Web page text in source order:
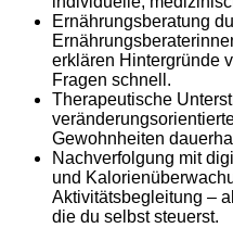
Ernährungsberatung
erklären Hintergründe
Fragen schnell.
Therapeutische
Gewohnheiten
Nachverfolgung mit
und
Aktivitätsbegleitung –
die du selbst steuerst.